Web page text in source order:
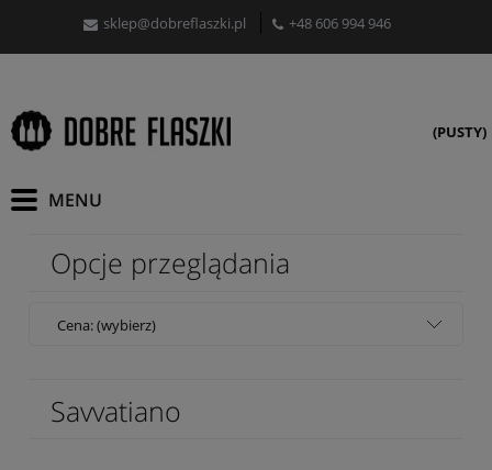
sklep@dobreflaszki.pl +48 606 994 946
(PUSTY)
Opcje przeglądania
Cena: (wybierz)
Savvatiano